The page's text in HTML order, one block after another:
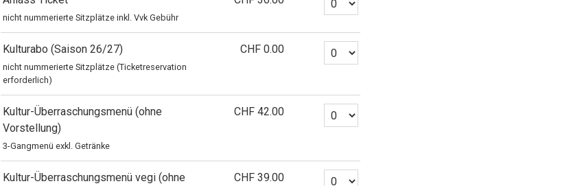
nicht nummerierte Sitzplätze inkl. Vvk Gebühr
Kulturabo (Saison 26/27)
nicht nummerierte Sitzplätze (Ticketreservation
erforderlich)
CHF 0.00 Anzahl Tickets Kulturabo (Saison 26/27)
Kultur-Überraschungsmenü (ohne
Vorstellung)
3-Gangmenü exkl. Getränke
CHF 42.00 Anzahl Tickets Kultur-Überraschungsmenü (ohne
Kultur-Überraschungsmenü vegi (ohne
CHF 39.00 Anzahl Tickets Kultur-Überraschungsmenü vegi (ohne